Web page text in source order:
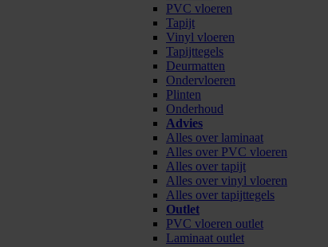
PVC vloeren
Tapijt
Vinyl vloeren
Tapijttegels
Deurmatten
Ondervloeren
Plinten
Onderhoud
Advies
Alles over laminaat
Alles over PVC vloeren
Alles over tapijt
Alles over vinyl vloeren
Alles over tapijttegels
Outlet
PVC vloeren outlet
Laminaat outlet